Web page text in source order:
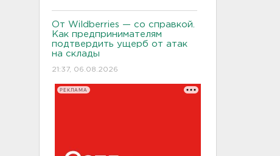
От Wildberries — со справкой.
Как предпринимателям
подтвердить ущерб от атак
на склады
21:37, 06.08.2026
РЕКЛАМА